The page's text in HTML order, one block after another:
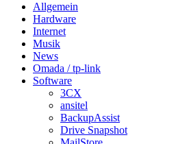
Allgemein
Hardware
Internet
Musik
News
Omada / tp-link
Software
3CX
ansitel
BackupAssist
Drive Snapshot